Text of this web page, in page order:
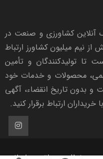
آنلاین کشاورزی و صنعت در
نیم میلیون کشاورز ارتباط
تا تولیدکنندگان و تأمین
محصولات و خدمات خود
بدون تاریخ انقضاء، آگهی
ارتباط برقرار کنید.